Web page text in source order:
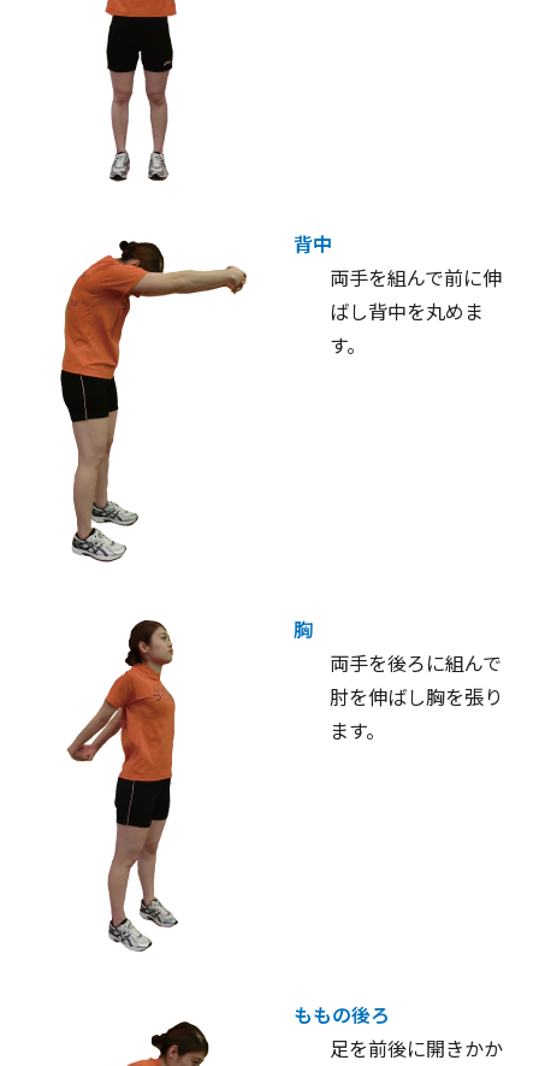
背中
両手を組んで前に伸
ばし背中を丸めま
す。
胸
両手を後ろに組んで
肘を伸ばし胸を張り
ます。
ももの後ろ
足を前後に開きかか